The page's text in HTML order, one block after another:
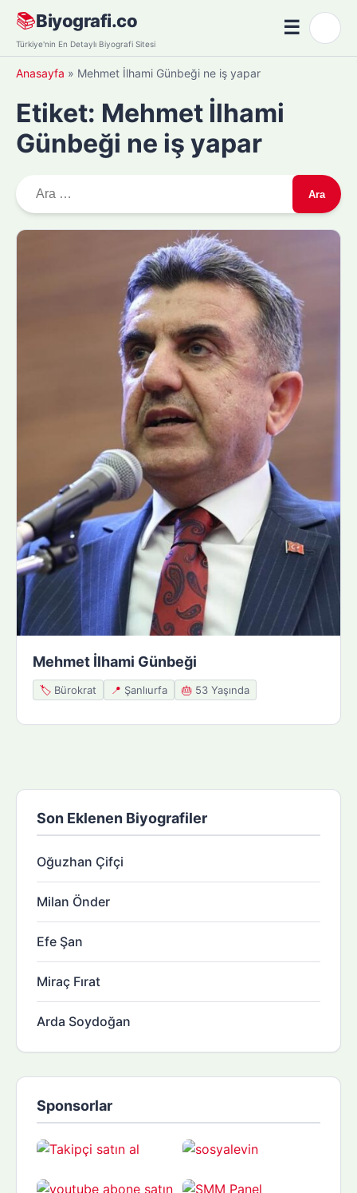
Skip
content
📚Biyografi.co
Türkiye'nin En Detaylı Biyografi Sitesi
☰Menü
Anasayfa » Mehmet İlhami Günbeği ne iş yapar
Etiket: Mehmet İlhami
Günbeği ne iş yapar
r
Mehmet İlhami Günbeği
🏷️ Bürokrat 📍 Şanlıurfa 🎂 53 Yaşında
Son Eklenen Biyografiler
Oğuzhan Çifçi
Milan Önder
Efe Şan
Miraç Fırat
Arda Soydoğan
Sponsorlar